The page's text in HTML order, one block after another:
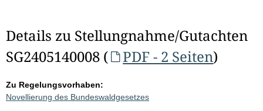
Details zu Stellungnahme/Gutachten
SG2405140008 (
PDF - 2 Seiten)
Zu Regelungsvorhaben:
Novellierung des Bundeswaldgesetzes